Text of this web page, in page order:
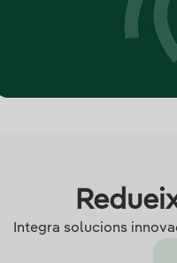
Integra solucions